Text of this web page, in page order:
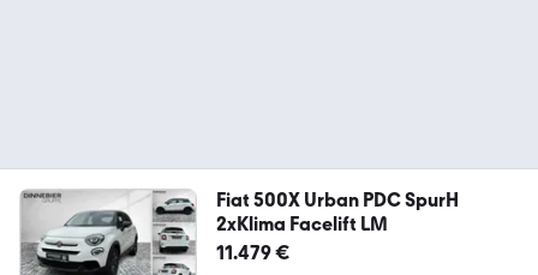
Fiat 500X Urban PDC SpurH
2xKlima Facelift LM
11.479 €